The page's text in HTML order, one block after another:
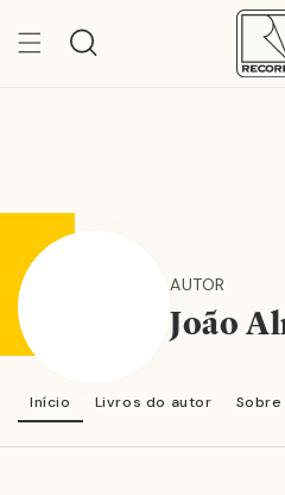
para o
conteúdo
AUTOR
João
Início Livros do autor